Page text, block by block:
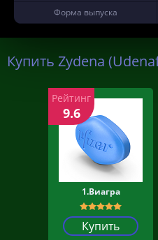
Форма выпуска
Купить Zydena
1.Виагра
Купить
Рейтинг
9.6